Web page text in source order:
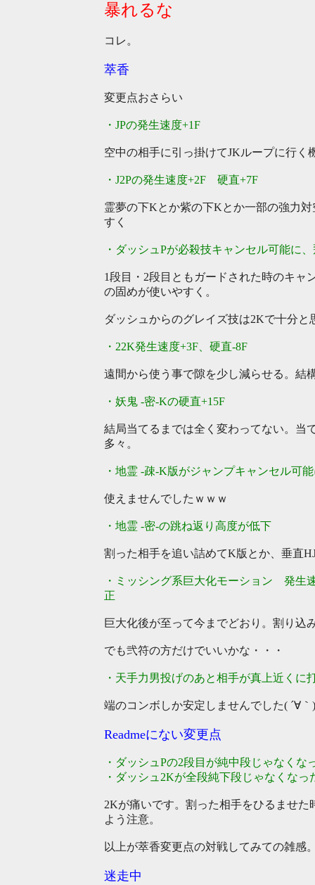
暴れるな
コレ。
萃香
変更点おさらい
・JPの発生速度+1F
空中の相手に引っ掛けてJKループに行く
・J2Pの発生速度+2F 硬直+7F
霊夢の下Kとか紫の下Kとか一部の強力
すく
・ダッシュPが必殺技キャンセル可能に
1段目・2段目ともガードされた時のキャ
の固めが使いやすく。
ダッシュからのグレイズ技は2Kで十分と
・22K発生速度+3F、硬直-8F
遠間から使う事で隙を少し減らせる。結
・妖鬼 -密-Kの硬直+15F
結局当てるまでは全く変わってない。当
多々。
・地霊 -疎-K版がジャンプキャンセル可
使えませんでしたｗｗｗ
・地霊 -密-の跳ね返り高度が低下
割った相手を追い詰めてK版とか、垂直
・ミッシング系巨大化モーション 発生
正
巨大化後が至って今までどおり。割り込
でも弐符の方だけでいいかな・・・
・天手力男投げのあと相手が真上近く
端のコンボしか安定しませんでした( ´∀｀)
Readmeにない変更点
・ダッシュPの2段目が純中段じゃなくな
・ダッシュ2Kが全段純下段じゃなくなっ
2Kが痛いです。割った相手をひるませ
よう注意。
以上が萃香変更点の対戦してみての雑感
迷走中